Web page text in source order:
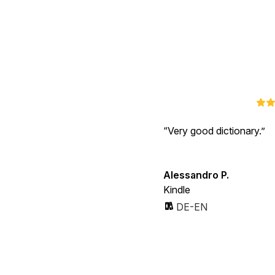
Very good dictionary.
Alessandro P.
Kindle
DE-EN